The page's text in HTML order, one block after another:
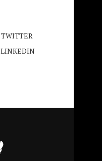
TWITTER
LINKEDIN